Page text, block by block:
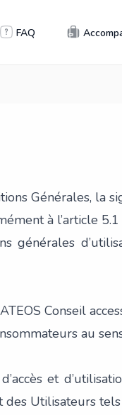
FAQ
Générales, la
à l’article
générales
Conseil
au
et
des Utilisateurs